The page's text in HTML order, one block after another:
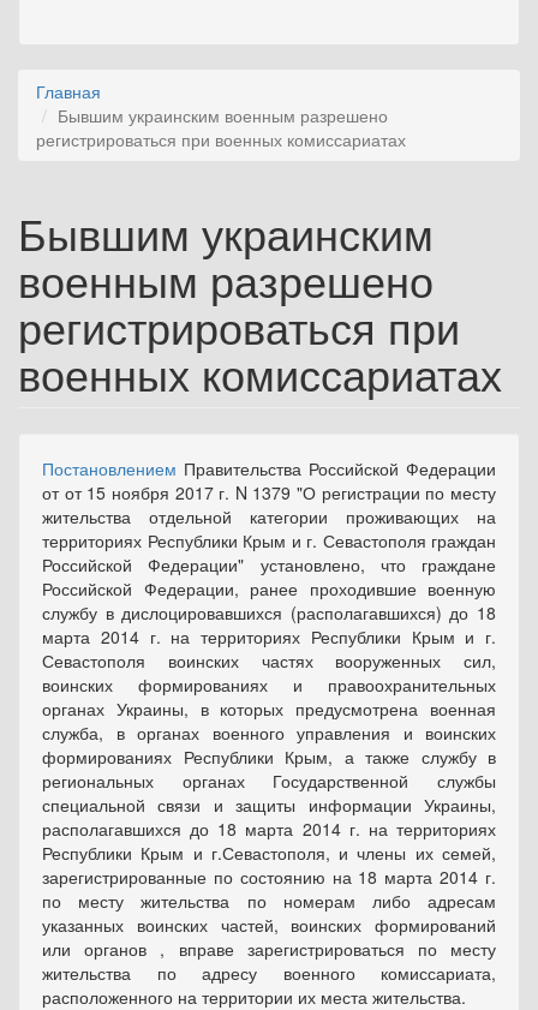
Главная
Бывшим украинским военным разрешено
регистрироваться при военных комиссариатах
Бывшим украинским
военным разрешено
регистрироваться при
военных комиссариатах
Постановлением Правительства Российской Федерации
от от 15 ноября 2017 г. N 1379 "О регистрации по месту
жительства отдельной категории проживающих на
территориях Республики Крым и г. Севастополя граждан
Российской Федерации" установлено, что граждане
Российской Федерации, ранее проходившие военную
службу в дислоцировавшихся (располагавшихся) до 18
марта 2014 г. на территориях Республики Крым и г.
Севастополя воинских частях вооруженных сил,
воинских формированиях и правоохранительных
органах Украины, в которых предусмотрена военная
служба, в органах военного управления и воинских
формированиях Республики Крым, а также службу в
региональных органах Государственной службы
специальной связи и защиты информации Украины,
располагавшихся до 18 марта 2014 г. на территориях
Республики Крым и г.Севастополя, и члены их семей,
зарегистрированные по состоянию на 18 марта 2014 г.
по месту жительства по номерам либо адресам
указанных воинских частей, воинских формирований
или органов , вправе зарегистрироваться по месту
жительства по адресу военного комиссариата,
расположенного на территории их места жительства.